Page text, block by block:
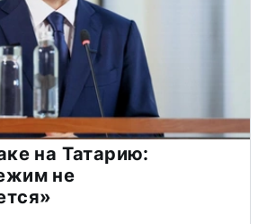
на Татарию:
не